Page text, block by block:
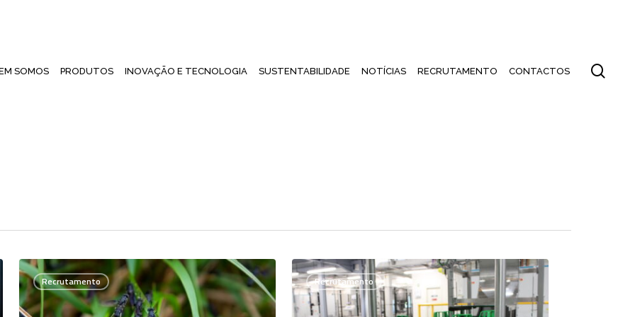
SOMOS PRODUTOS INOVAÇÃO E TECNOLOGIA SUSTENTABILIDADE NOTÍCIAS RECRUTAMENTO CONTACTOS
Executivo(a)
Comercial
–
Recrutamento
Operador
de
Produção
Recrutamento